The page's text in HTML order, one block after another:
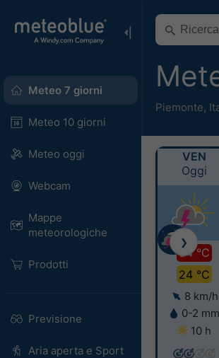
Meteo 7 giorni
Meteo 10 giorni
Meteo oggi
Webcam
Mappe
meteorologiche
Prodotti
Previsione
Aria aperta e Sport
Piemonte,
VEN
Oggi
34 °C
24 °C
8 km/h
0-2 mm
10 h
❯